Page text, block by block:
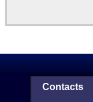
Contacts